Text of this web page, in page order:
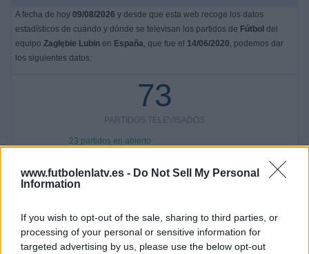
www.futbolenlatv.es - Do Not Sell My Personal
Information
If you wish to opt-out of the sale, sharing to third parties, or
processing of your personal or sensitive information for
targeted advertising by us, please use the below opt-out
A fecha de hoy 09/08/2026 y desde que esta web recoge los datos
estadísticos de cuándo y dónde se televisan los partidos de Fútbol del
equipo Zagłębie Lubin en España, que fue el 14/06/2020, podemos dar
los siguientes datos:
73
PARTIDOS TELEVISADOS
23 partidos en abierto
50 partidos de pago
Zagłębie Lubin - Radomiak Radom
11/04/2026 Liga Polaca por GolStadium